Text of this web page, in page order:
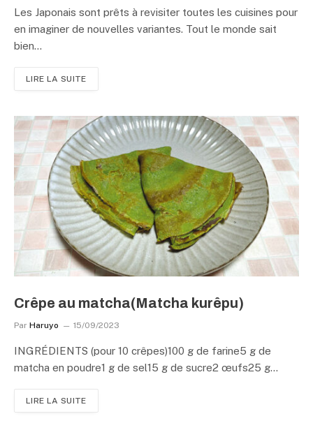
Les Japonais sont prêts à revisiter toutes les cuisines pour
en imaginer de nouvelles variantes. Tout le monde sait
bien…
LIRE LA SUITE
Crêpe au matcha(Matcha kurêpu)
Par Haruyo 15/09/2023
INGRÉDIENTS (pour 10 crêpes)100 g de farine5 g de
matcha en poudre1 g de sel15 g de sucre2 œufs25 g…
LIRE LA SUITE